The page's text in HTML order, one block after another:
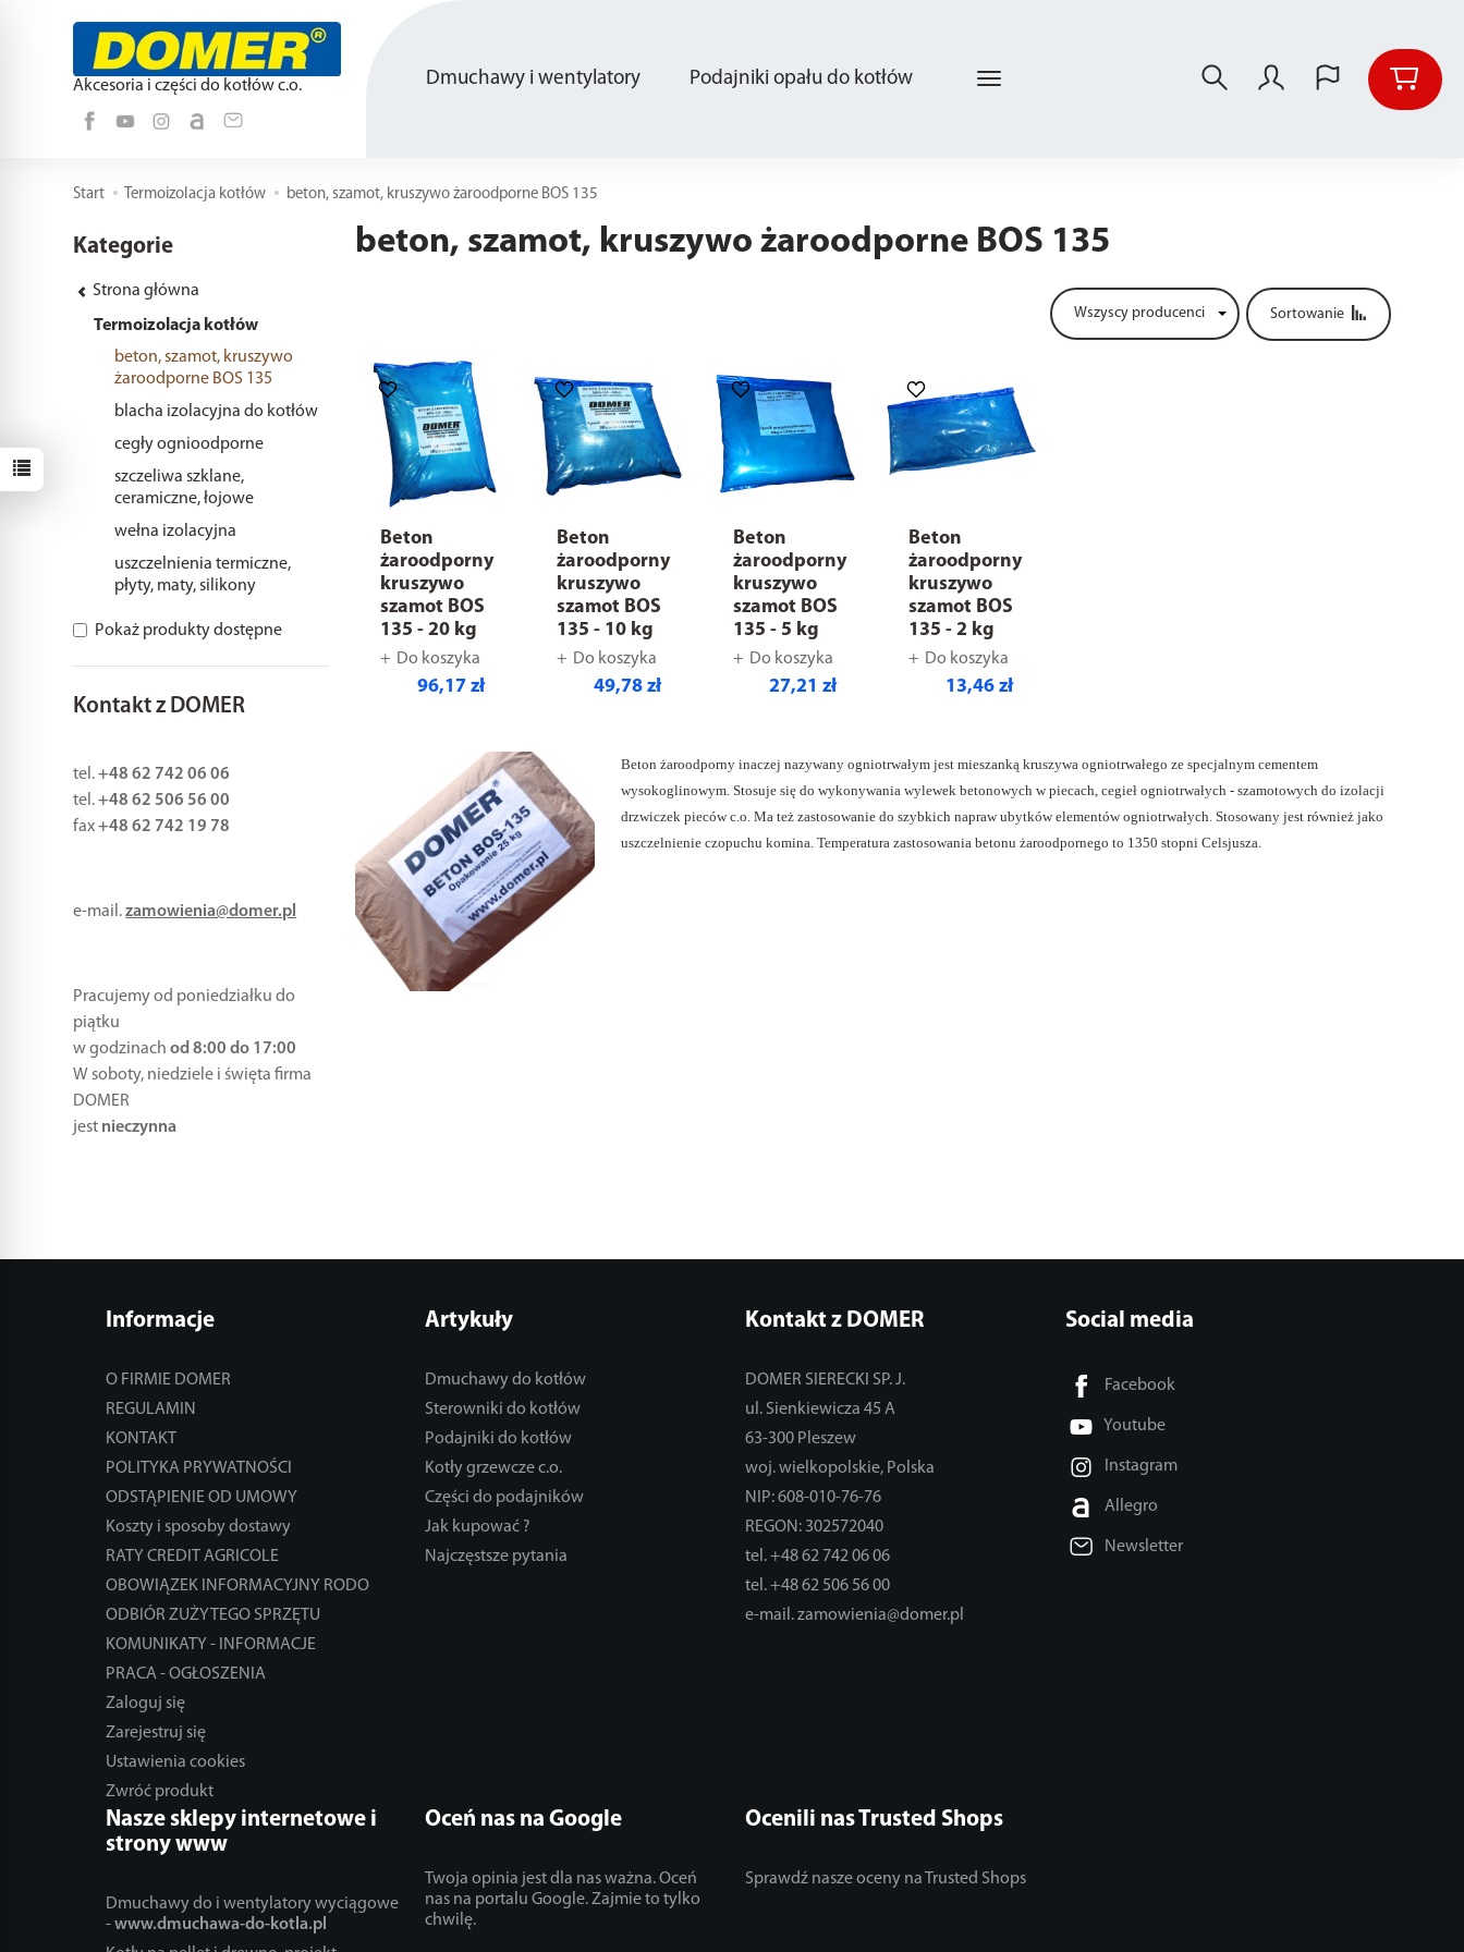
Akcesoria i części do kotłów c.o. Dmuchawy i wentylatory Podajniki opału do kotłów
Start Termoizolacja kotłów beton, szamot, kruszywo żaroodporne BOS 135
beton, szamot, kruszywo żaroodporne BOS 135
Sortowanie
Beton
żaroodporny
kruszywo
szamot BOS
135 - 20 kg
Do koszyka
96,17 zł
Beton
żaroodporny
kruszywo
szamot BOS
135 - 10 kg
Do koszyka
49,78 zł
Beton
żaroodporny
kruszywo
szamot BOS
135 - 5 kg
Do koszyka
27,21 zł
Beton
żaroodporny
kruszywo
szamot BOS
135 - 2 kg
Do koszyka
13,46 zł
Beton żaroodporny inaczej nazywany ogniotrwałym jest mieszanką kruszywa ogniotrwałego ze specjalnym cementem
wysokoglinowym. Stosuje się do wykonywania wylewek betonowych w piecach, cegieł ogniotrwałych - szamotowych do izolacji
drzwiczek pieców c.o. Ma też zastosowanie do szybkich napraw ubytków elementów ogniotrwałych. Stosowany jest również jako
uszczelnienie czopuchu komina. Temperatura zastosowania betonu żaroodpornego to 1350 stopni Celsjusza.
Kategorie
Strona główna
Termoizolacja kotłów
beton, szamot, kruszywo
żaroodporne BOS 135
blacha izolacyjna do kotłów
cegły ognioodporne
szczeliwa szklane,
ceramiczne, łojowe
wełna izolacyjna
uszczelnienia termiczne,
płyty, maty, silikony
Pokaż produkty dostępne
Kontakt z DOMER
tel.+48 62 742 06 06
tel.+48 62 506 56 00
fax+48 62 742 19 78
e-mail.zamowienia@domer.pl
Pracujemy od poniedziałku do
piątku
w godzinachod 8:00 do 17:00
W soboty, niedziele i święta firma
DOMER
jest nieczynna
Informacje
O FIRMIE DOMER
REGULAMIN
KONTAKT
POLITYKA PRYWATNOŚCI
ODSTĄPIENIE OD UMOWY
Koszty i sposoby dostawy
RATY CREDIT AGRICOLE
OBOWIĄZEK INFORMACYJNY RODO
ODBIÓR ZUŻYTEGO SPRZĘTU
KOMUNIKATY - INFORMACJE
PRACA - OGŁOSZENIA
Zaloguj się
Zarejestruj się
Ustawienia cookies
Zwróć produkt
Artykuły
Dmuchawy do kotłów
Sterowniki do kotłów
Podajniki do kotłów
Kotły grzewcze c.o.
Części do podajników
Jak kupować ?
Najczęstsze pytania
Kontakt z DOMER
DOMER SIERECKI SP. J.
ul. Sienkiewicza 45 A
63-300 Pleszew
woj. wielkopolskie, Polska
NIP: 608-010-76-76
REGON: 302572040
tel. +48 62 742 06 06
tel. +48 62 506 56 00
e-mail. zamowienia@domer.pl
Nasze sklepy internetowe i
strony www
Dmuchawy do i wentylatory wyciągowe
-www.dmuchawa-do-kotla.pl
Oceń nas na Google
Twoja opinia jest dla nas ważna. Oceń
nas na portalu Google. Zajmie to tylko
chwilę.
Ocenili nas Trusted Shops
Sprawdź nasze oceny na Trusted Shops
Social media
Facebook
Youtube
Instagram
Allegro
Newsletter